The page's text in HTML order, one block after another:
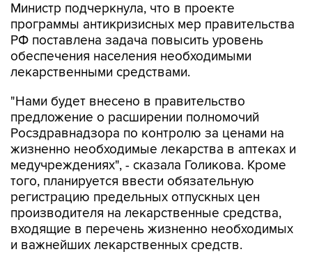
Министр подчеркнула, что в проекте
программы антикризисных мер правительства
РФ поставлена задача повысить уровень
обеспечения населения необходимыми
лекарственными средствами.
"Нами будет внесено в правительство
предложение о расширении полномочий
Росздравнадзора по контролю за ценами на
жизненно необходимые лекарства в аптеках и
медучреждениях", - сказала Голикова. Кроме
того, планируется ввести обязательную
регистрацию предельных отпускных цен
производителя на лекарственные средства,
входящие в перечень жизненно необходимых
и важнейших лекарственных средств.